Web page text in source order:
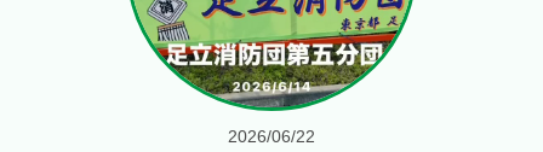
2026/06/22